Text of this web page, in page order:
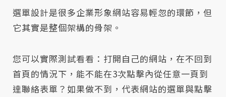
選單設計是很多企業形象網站容易輕忽的環節，但
它其實是整個架構的骨架。
您可以實際測試看看：打開自己的網站，在不回到
首頁的情況下，能不能在3次點擊內從任意一頁到
達聯絡表單？如果做不到，代表網站的選單與點擊